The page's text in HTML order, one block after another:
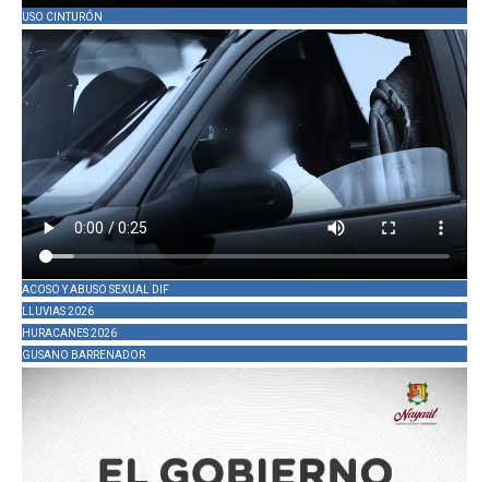
USO CINTURÓN
ACOSO Y ABUSO SEXUAL DIF
LLUVIAS 2026
HURACANES 2026
GUSANO BARRENADOR